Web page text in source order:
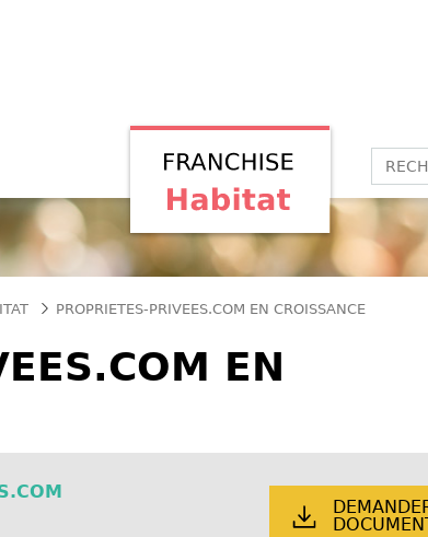
PROPRIETES-PRIVEES.COM EN CROISSANCE
EN